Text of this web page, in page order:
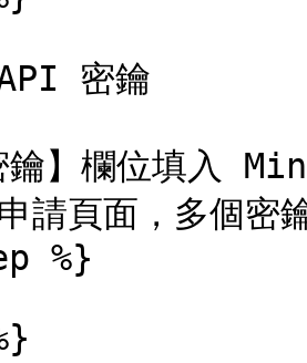
密鑰
】欄位填入
請頁面，多個密
%}